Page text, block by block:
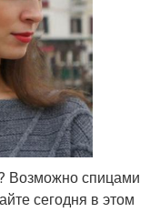
Возможно спицами
сегодня в этом